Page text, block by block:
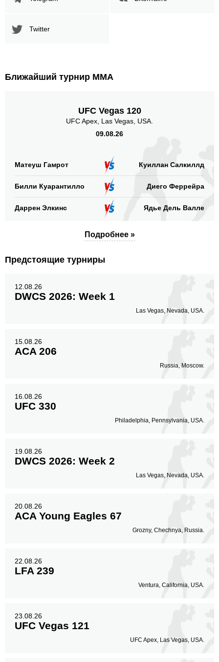
Twitter
Ближайший турнир ММА
UFC Vegas 120
UFC Apex, Las Vegas, USA.
09.08.26
Матеуш Гамрот Куиллан Салкиллд
Билли Куарантилло Диего Феррейра
Даррен Элкинс Ядье Дель Валле
Подробнее »
Предстоящие турниры
12.08.26
DWCS 2026: Week 1
Las Vegas, Nevada, USA.
15.08.26
ACA 206
Russia, Moscow.
16.08.26
UFC 330
Philadelphia, Pennsylvania, USA.
19.08.26
DWCS 2026: Week 2
Las Vegas, Nevada, USA.
20.08.26
ACA Young Eagles 67
Grozny, Chechnya, Russia.
22.08.26
LFA 239
Ventura, California, USA.
23.08.26
UFC Vegas 121
UFC Apex, Las Vegas, USA.